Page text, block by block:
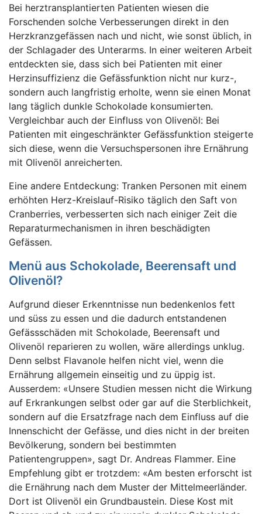
Bei herztransplantierten Patienten wiesen die
Forschenden solche Verbesserungen direkt in den
Herzkranzgefässen nach und nicht, wie sonst üblich, in
der Schlagader des Unterarms. In einer weiteren Arbeit
entdeckten sie, dass sich bei Patienten mit einer
Herzinsuffizienz die Gefässfunktion nicht nur kurz-,
sondern auch langfristig erholte, wenn sie einen Monat
lang täglich dunkle Schokolade konsumierten.
Vergleichbar auch der Einfluss von Olivenöl: Bei
Patienten mit eingeschränkter Gefässfunktion steigerte
sich diese, wenn die Versuchspersonen ihre Ernährung
mit Olivenöl anreicherten.
Eine andere Entdeckung: Tranken Personen mit einem
erhöhten Herz-Kreislauf-Risiko täglich den Saft von
Cranberries, verbesserten sich nach einiger Zeit die
Reparaturmechanismen in ihren beschädigten
Gefässen.
Menü aus Schokolade, Beerensaft und
Olivenöl?
Aufgrund dieser Erkenntnisse nun bedenkenlos fett
und süss zu essen und die dadurch entstandenen
Gefässschäden mit Schokolade, Beerensaft und
Olivenöl reparieren zu wollen, wäre allerdings unklug.
Denn selbst Flavanole helfen nicht viel, wenn die
Ernährung allgemein einseitig und zu üppig ist.
Ausserdem: «Unsere Studien messen nicht die Wirkung
auf Erkrankungen selbst oder gar auf die Sterblichkeit,
sondern auf die Ersatzfrage nach dem Einfluss auf die
Innenschicht der Gefässe, und dies nicht in der breiten
Bevölkerung, sondern bei bestimmten
Patientengruppen», sagt Dr. Andreas Flammer. Eine
Empfehlung gibt er trotzdem: «Am besten erforscht ist
die Ernährung nach dem Muster der Mittelmeerländer.
Dort ist Olivenöl ein Grundbaustein. Diese Kost mit